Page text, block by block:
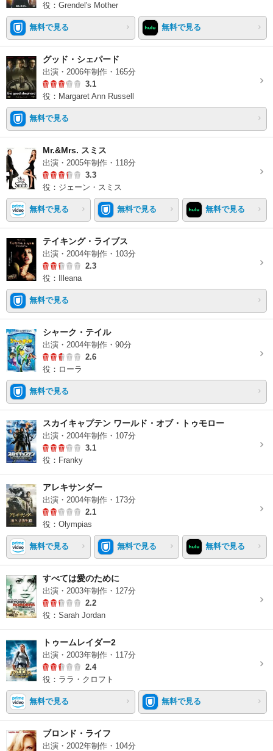
役：Grendel's Mother
無料で見る 無料で見る
グッド・シェパード
出演・2006年制作・165分
3.1
役：Margaret Ann Russell
無料で見る
Mr.&Mrs. スミス
出演・2005年制作・118分
3.3
役：ジェーン・スミス
無料で見る 無料で見る 無料で見る
テイキング・ライブス
出演・2004年制作・103分
2.3
役：Illeana
無料で見る
シャーク・テイル
出演・2004年制作・90分
2.6
役：ローラ
無料で見る
スカイキャプテン ワールド・オブ・トゥモロー
出演・2004年制作・107分
3.1
役：Franky
アレキサンダー
出演・2004年制作・173分
2.1
役：Olympias
無料で見る 無料で見る 無料で見る
すべては愛のために
出演・2003年制作・127分
2.2
役：Sarah Jordan
トゥームレイダー2
出演・2003年制作・117分
2.4
役：ララ・クロフト
無料で見る 無料で見る
ブロンド・ライフ
出演・2002年制作・104分